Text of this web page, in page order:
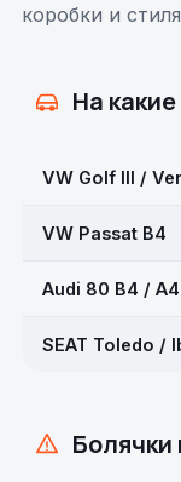
коробки и
На
VW Golf III /
VW Passat B4
Audi 80 B4 /
SEAT Toledo /